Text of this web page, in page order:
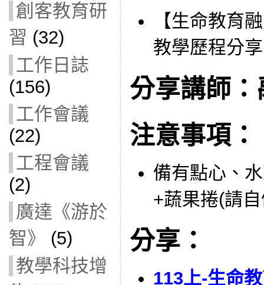
創客教育研
習 (32)
工作日誌
(156)
工作會議
(22)
工程會議
(2)
廣達《游於
智》
(5)
教學科技增
【生命教育
教學歷程分享
分享講師
注意事項：
備有點心、
+蔬果捲(請
分享：
113上-生命